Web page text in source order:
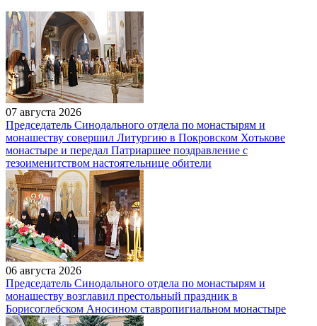
07 августа 2026
Председатель Синодального отдела по монастырям и
монашеству совершил Литургию в Покровском Хотькове
монастыре и передал Патриаршее поздравление с
тезоименитством настоятельнице обители
06 августа 2026
Председатель Синодального отдела по монастырям и
монашеству возглавил престольный праздник в
Борисоглебском Аносином ставропигиальном монастыре